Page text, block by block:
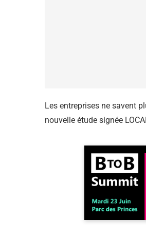
Les entreprises ne savent
nouvelle étude signée